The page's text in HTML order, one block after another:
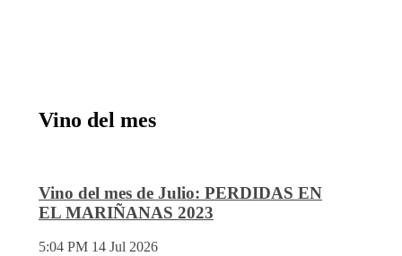
Vino del mes
Vino del mes de Julio: PERDIDAS EN
EL MARIÑANAS 2023
5:04 PM 14 Jul 2026